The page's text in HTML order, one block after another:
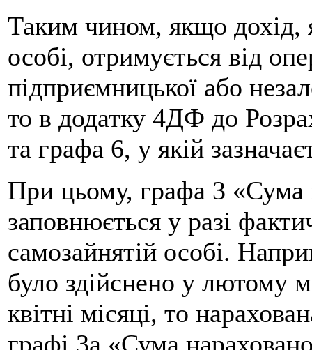
Таким чином, якщо дохід,
особі, отримується від
підприємницької або
то в додатку 4ДФ до
та графа 6, у якій
При цьому, графа 3 «Сума
заповнюється у разі
самозайнятій особі.
було здійснено у лютому
квітні місяці, то
графі 3а «Сума